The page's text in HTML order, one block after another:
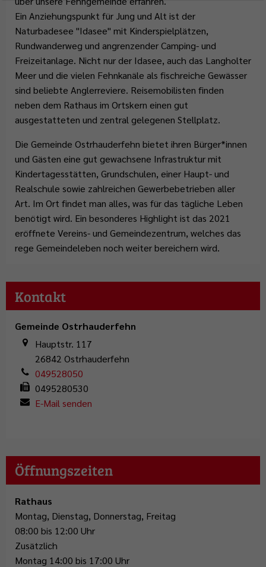
Abfallentsorgung
Geschichte
Wappen & Flagge
Plattdeutschbeauftragter
Wahlen
Flüchtlingsstützpunkt
Tafel Ostrhauderfehn
Familienstützpunkt
Treffpunkt Anleger
Büchereien
Erwachsenenbildung
Ehrenamt
Gemeindeentwicklungskonzept
Ein Anziehungspunkt für Jung und Alt ist der
Naturbadesee "Idasee" mit Kinderspielplätzen,
Rundwanderweg und angrenzender Camping- und
Freizeitanlage. Nicht nur der Idasee, auch das Langholter
Meer und die vielen Fehnkanäle als fischreiche Gewässer
sind beliebte Anglerreviere. Reisemobilisten finden
neben dem Rathaus im Ortskern einen gut
ausgestatteten und zentral gelegenen Stellplatz.
Die Gemeinde Ostrhauderfehn bietet ihren Bürger*innen
und Gästen eine gut gewachsene Infrastruktur mit
Kindertagesstätten, Grundschulen, einer Haupt- und
Realschule sowie zahlreichen Gewerbebetrieben aller
Art. Im Ort findet man alles, was für das tägliche Leben
benötigt wird. Ein besonderes Highlight ist das 2021
eröffnete Vereins- und Gemeindezentrum, welches das
rege Gemeindeleben noch weiter bereichern wird.
Kontakt
Gemeinde Ostrhauderfehn
Hauptstr. 117
26842 Ostrhauderfehn
049528050
0495280530
E-Mail senden
Öffnungszeiten
Rathaus
Montag, Dienstag, Donnerstag, Freitag
08:00 bis 12:00 Uhr
Zusätzlich
Montag 14:00 bis 17:00 Uhr